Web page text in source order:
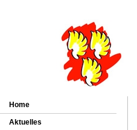
Home
Aktuelles